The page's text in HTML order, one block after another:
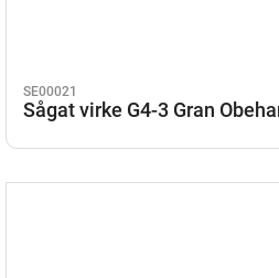
SE00021
Sågat virke G4-3 Gran